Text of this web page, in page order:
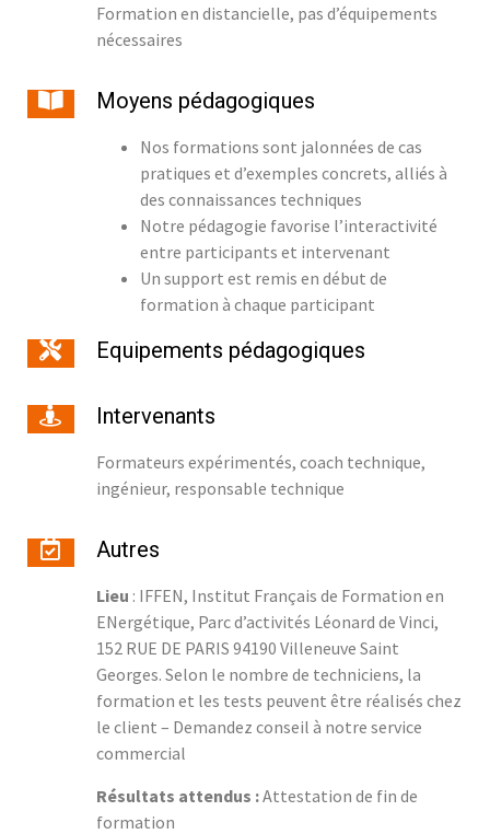
Formation en distancielle, pas d’équipements
nécessaires
Moyens pédagogiques
Nos formations sont jalonnées de cas
pratiques et d’exemples concrets, alliés à
des connaissances techniques
Notre pédagogie favorise l’interactivité
entre participants et intervenant
Un support est remis en début de
formation à chaque participant
Equipements pédagogiques
Intervenants
Formateurs expérimentés, coach technique,
ingénieur, responsable technique
Autres
Lieu : IFFEN, Institut Français de Formation en
ENergétique, Parc d’activités Léonard de Vinci,
152 RUE DE PARIS 94190 Villeneuve Saint
Georges. Selon le nombre de techniciens, la
formation et les tests peuvent être réalisés chez
le client – Demandez conseil à notre service
commercial
Résultats attendus :Attestation de fin de
formation